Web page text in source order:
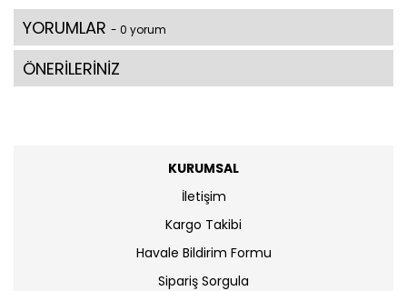
YORUMLAR - 0 yorum
ÖNERİLERİNİZ
KURUMSAL
İletişim
Kargo Takibi
Havale Bildirim Formu
Sipariş Sorgula